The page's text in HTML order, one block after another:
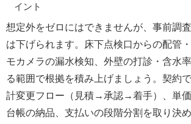
イント
想定外をゼロにはできませんが、 事前調
は下げられます。床下点検口からの配管
モカメラの漏水検知、外壁の打診・含水
る範囲で根拠を積み上げましょう。契約
計変更フロー（見積→承認→着手）
、単
台帳の納品、支払いの段階分割を取り決